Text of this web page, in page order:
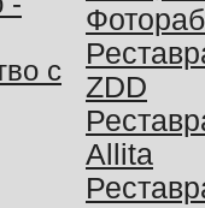
с
ZDD
Allita